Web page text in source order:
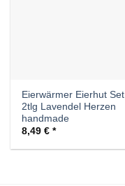
Eierwärmer Eierhut Set
2tlg Lavendel Herzen
handmade
8,49€